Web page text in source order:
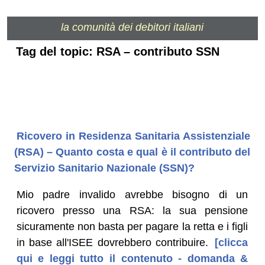
la comunità dei debitori italiani
Tag del topic: RSA – contributo SSN
Ricovero in Residenza Sanitaria Assistenziale
(RSA) – Quanto costa e qual è il contributo del
Servizio Sanitario Nazionale (SSN)?
Mio padre invalido avrebbe bisogno di un
ricovero presso una RSA: la sua pensione
sicuramente non basta per pagare la retta e i figli
in base all'ISEE dovrebbero contribuire.
[clicca
qui e leggi tutto il contenuto - domanda &